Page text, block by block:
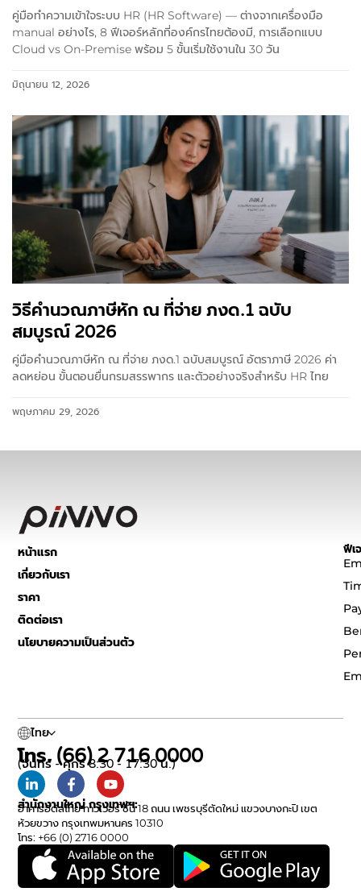
คู่มือทำความเข้าใจระบบ HR (HR Software) — ต่างจากเครื่องมือ
manual อย่างไร, 8 ฟีเจอร์หลักที่องค์กรไทยต้องมี, การเลือกแบบ
Cloud vs On-Premise พร้อม 5 ขั้นเริ่มใช้งานใน 30 วัน
มิถุนายน 12, 2026
วิธีคำนวณภาษีหัก ณ ที่จ่าย ภงด.1 ฉบับ
สมบูรณ์ 2026
คู่มือคำนวณภาษีหัก ณ ที่จ่าย ภงด.1 ฉบับสมบูรณ์ อัตราภาษี 2026 ค่า
ลดหย่อน ขั้นตอนยื่นกรมสรรพากร และตัวอย่างจริงสำหรับ HR ไทย
พฤษภาคม 29, 2026
หน้าแรก
เกี่ยวกับเรา
ราคา
ติดต่อเรา
นโยบายความเป็นส่วนตัว
ฟีเ
ไทย
โทร. (66) 2 716 0000
(จันทร์ - ศุกร์ 8:30 - 17:30 น.)
สำนักงานใหญ่ กรุงเทพฯ:
อาคารอิตัลไทย ทาวเวอร์ ชั้น 18 ถนน เพชรบุรีตัดใหม่ แขวงบางกะปิ เขต
ห้วยขวาง กรุงเทพมหานคร 10310
โทร: +66 (0) 2716 0000